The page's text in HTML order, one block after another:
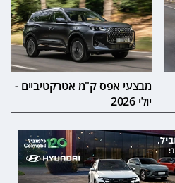
מבצעי אפס ק"מ אטרקטיביים -
יולי 2026